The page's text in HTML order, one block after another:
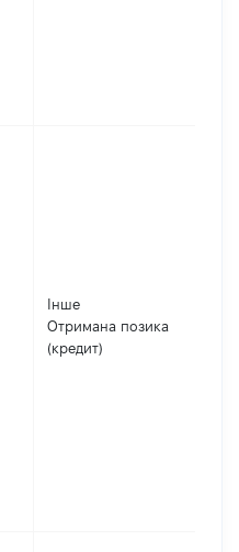
Інше
Отримана позика
(кредит)